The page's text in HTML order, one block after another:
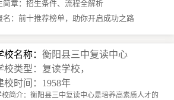
章：招生条件、流程全解析
：前十推荐榜单，助你开启成功之路
校名称：衡阳县三中复读中心
校类型：复读学校，
校时间：1958年
校简介：衡阳县三中复读中心是培养高素质人才的